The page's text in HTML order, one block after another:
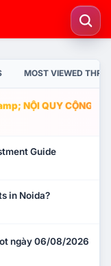
MOST VIEWED
NỘI QUY CỘNG
Guide
in Noida?
ngày 06/08/2026